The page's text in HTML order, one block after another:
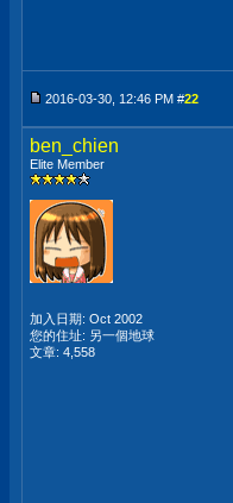
2016-03-30, 12:46 PM #22
ben_chien
Elite Member
加入日期: Oct 2002
您的住址: 另一個地球
文章: 4,558